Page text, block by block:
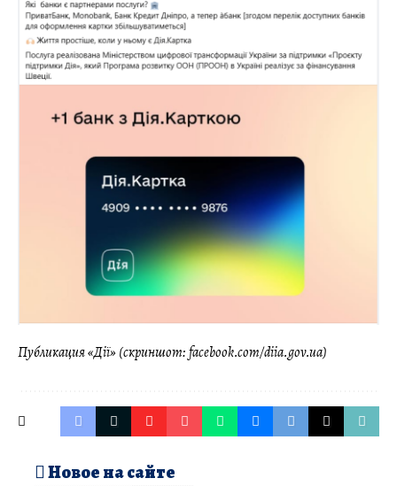
Публикация «Дії» (скриншот: facebook.com/diia.gov.ua)
Новое на сайте